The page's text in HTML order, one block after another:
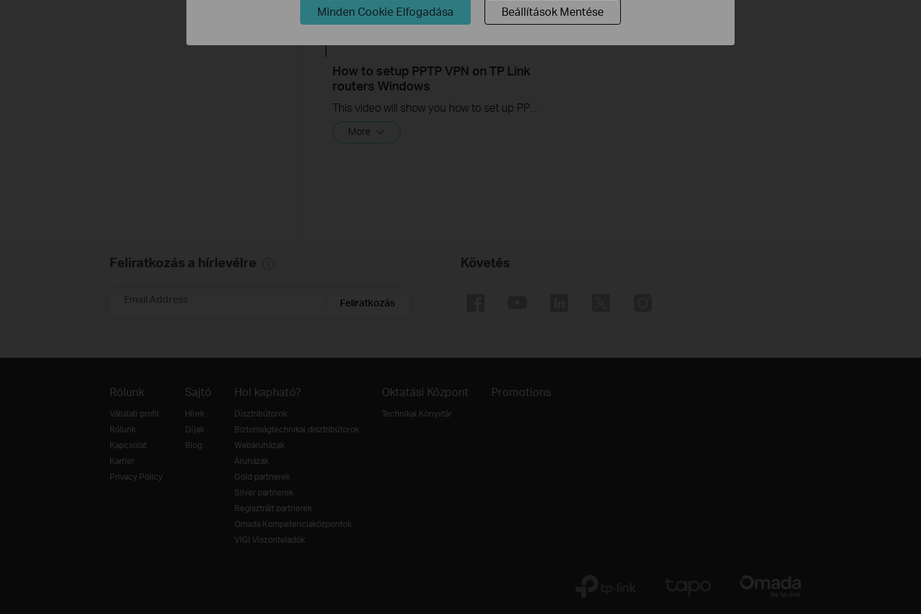
How to setup PPTP VPN on TP Link
routers Windows
More
Feliratkozás a hírlevélre
Email Address Feliratkozás
Követés
Rólunk
Vállalati profil
Rólunk
Kapcsolat
Karrier
Privacy Policy
Sajtó
Hírek
Díjak
Blog
Hol kapható?
Disztribútorok
Biztonságtechnikai disztribútorok
Webáruházak
Áruházak
Gold partnerek
Silver partnerek
Regisztrált partnerek
Omada Kompetenciaközpontok
VIGI Viszonteladók
Oktatási Központ
Technikai Könyvtár
Promotions
Minden Cookie Elfogadása Beállítások Mentése